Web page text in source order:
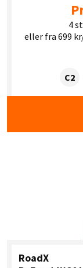
4
eller fra 699
C2
RoadX